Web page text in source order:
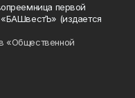
первой
«БАШвестЪ» (издается
«Общественной